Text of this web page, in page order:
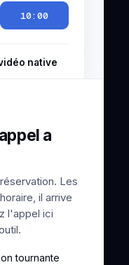
10:00
native
a
Les
il arrive
l'appel ici
tournante